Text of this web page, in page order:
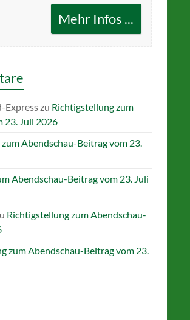
Mehr Infos ...
Expresszu Richtigstellung zum
23. Juli 2026
Abendschau-Beitrag vom 23.
Abendschau-Beitrag vom 23. Juli
Richtigstellung zum Abendschau-
zum Abendschau-Beitrag vom 23.